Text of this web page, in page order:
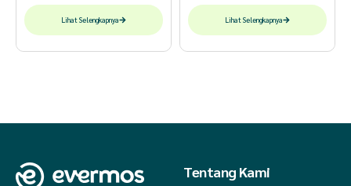
Lihat Selengkapnya Lihat Selengkapnya
Tentang Kami